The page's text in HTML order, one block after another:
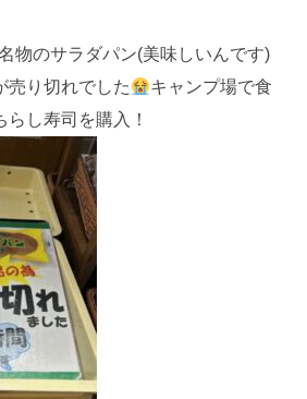
物のサラダパン(美味しいんです)
売り切れでした
キャンプ場で食
し寿司を購入！